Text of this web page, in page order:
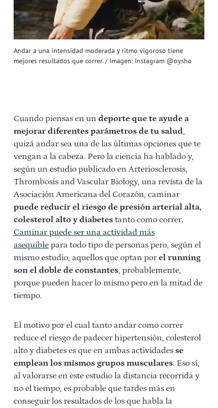
Andar a una intensidad moderada y ritmo vigoroso tiene
mejores resultados que correr. / Imagen: Instagram @oysho
Cuando piensas en un deporte que te ayude a
mejorar diferentes parámetros de tu salud,
quizá andar sea una de las últimas opciones que te
vengan a la cabeza. Pero la ciencia ha hablado y,
según un estudio publicado en Arteriosclerosis,
Thrombosis and Vascular Biology, una revista de la
Asociación Americana del Corazón, caminar
puede reducir el riesgo de presión arterial alta,
colesterol alto y diabetes tanto como correr.
Caminar puede ser una actividad más
asequible para todo tipo de personas pero, según el
mismo estudio, aquellos que optan porel running
son el doble de constantes, probablemente,
porque pueden hacer lo mismo pero en la mitad de
tiempo.
El motivo por el cual tanto andar como correr
reduce el riesgo de padecer hipertensión, colesterol
alto y diabetes es que en ambas actividades se
emplean los mismos grupos musculares. Eso sí,
al valorarse en este estudio la distancia recorrida y
no el tiempo, es probable que tardes más en
conseguir los resultados de los que habla la